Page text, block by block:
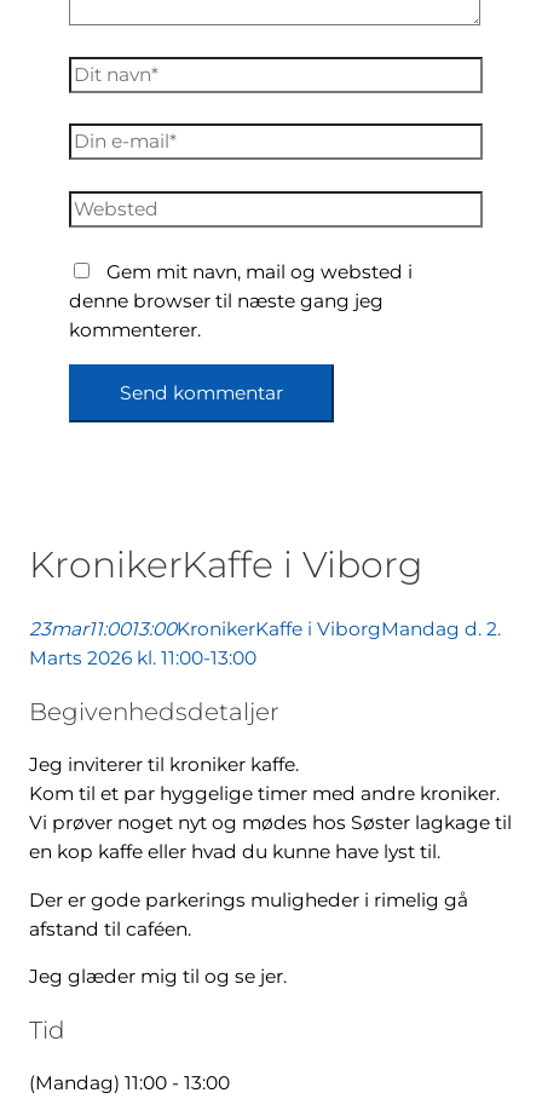
Dit
navn*
Din
e-
mail*
Websted
Gem mit navn, mail og websted i
denne browser til næste gang jeg
kommenterer.
KronikerKaffe i Viborg
23mar11:0013:00KronikerKaffe i ViborgMandag d. 2.
Marts 2026 kl. 11:00-13:00
Begivenhedsdetaljer
Jeg inviterer til kroniker kaffe.
Kom til et par hyggelige timer med andre kroniker.
Vi prøver noget nyt og mødes hos Søster lagkage til
en kop kaffe eller hvad du kunne have lyst til.
Der er gode parkerings muligheder i rimelig gå
afstand til caféen.
Jeg glæder mig til og se jer.
Tid
(Mandag) 11:00 - 13:00